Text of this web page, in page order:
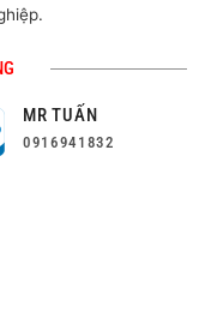
MR TUẤN
0916941832